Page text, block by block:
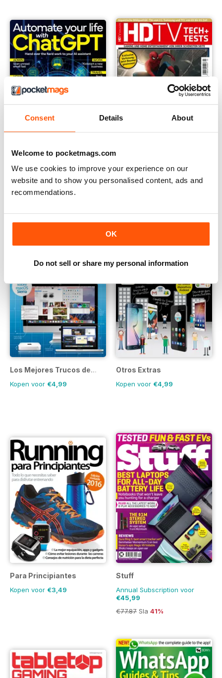
Consent Details About
Welcome to pocketmags.com
We use cookies to improve your experience on our
website and to show you personalised content, ads and
recommendations.
OK
Do not sell or share my personal information
Anthem Tech Guides
Kopen voor€7,99
HDTV
Annual Subscription voor
Los Mejores Trucos de...
Kopen voor €4,99
Otros Extras
Kopen voor €4,99
Para Principiantes
Kopen voor €3,49
Stuff
Annual Subscription voor
€45,99
€77.87 Sla 41%